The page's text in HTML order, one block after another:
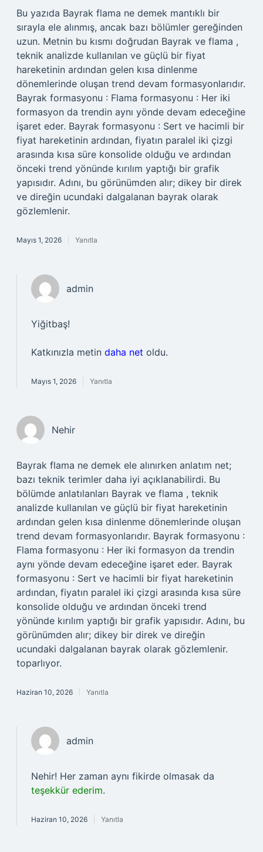
Bu yazıda Bayrak flama ne demek mantıklı bir
sırayla ele alınmış, ancak bazı bölümler gereğinden
uzun. Metnin bu kısmı doğrudan Bayrak ve flama ,
teknik analizde kullanılan ve güçlü bir fiyat
hareketinin ardından gelen kısa dinlenme
dönemlerinde oluşan trend devam formasyonlarıdır.
Bayrak formasyonu : Flama formasyonu : Her iki
formasyon da trendin aynı yönde devam edeceğine
işaret eder. Bayrak formasyonu : Sert ve hacimli bir
fiyat hareketinin ardından, fiyatın paralel iki çizgi
arasında kısa süre konsolide olduğu ve ardından
önceki trend yönünde kırılım yaptığı bir grafik
yapısıdır. Adını, bu görünümden alır; dikey bir direk
ve direğin ucundaki dalgalanan bayrak olarak
gözlemlenir.
Mayıs 1, 2026 Yanıtla
admin
Yiğitbaş!
Katkınızla metin daha net oldu.
Mayıs 1, 2026 Yanıtla
Nehir
Bayrak flama ne demek ele alınırken anlatım net;
bazı teknik terimler daha iyi açıklanabilirdi. Bu
bölümde anlatılanları Bayrak ve flama , teknik
analizde kullanılan ve güçlü bir fiyat hareketinin
ardından gelen kısa dinlenme dönemlerinde oluşan
trend devam formasyonlarıdır. Bayrak formasyonu :
Flama formasyonu : Her iki formasyon da trendin
aynı yönde devam edeceğine işaret eder. Bayrak
formasyonu : Sert ve hacimli bir fiyat hareketinin
ardından, fiyatın paralel iki çizgi arasında kısa süre
konsolide olduğu ve ardından önceki trend
yönünde kırılım yaptığı bir grafik yapısıdır. Adını, bu
görünümden alır; dikey bir direk ve direğin
ucundaki dalgalanan bayrak olarak gözlemlenir.
toparlıyor.
Haziran 10, 2026 Yanıtla
admin
Nehir! Her zaman aynı fikirde olmasak da
teşekkür ederim.
Haziran 10, 2026 Yanıtla